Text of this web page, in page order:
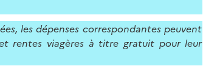
les dépenses correspondantes peuvent
rentes viagères à titre gratuit pour leur